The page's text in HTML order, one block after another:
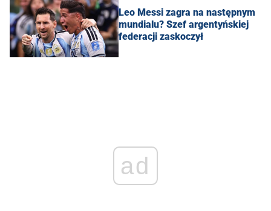
Leo Messi zagra na następnym
mundialu? Szef argentyńskiej
federacji zaskoczył
ad